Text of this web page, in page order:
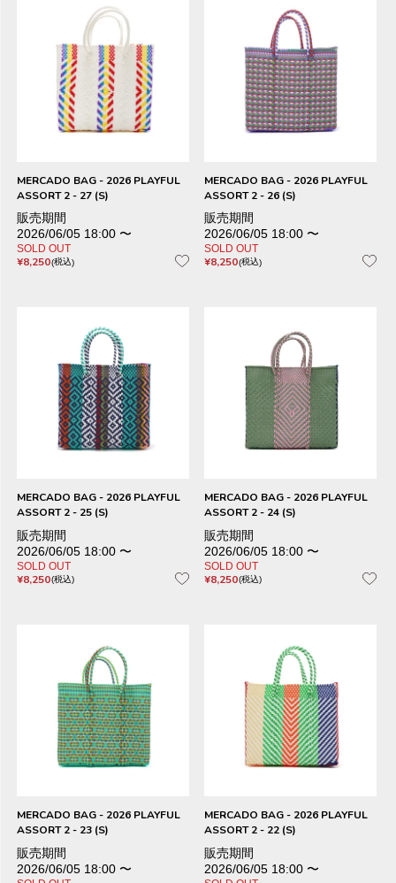
MERCADO BAG - 2026 PLAYFUL
ASSORT 2 - 27 (S)
販売期間
2026/06/05 18:00 〜
SOLD OUT
¥8,250 税込
MERCADO BAG - 2026 PLAYFUL
ASSORT 2 - 26 (S)
販売期間
2026/06/05 18:00 〜
SOLD OUT
¥8,250 税込
MERCADO BAG - 2026 PLAYFUL
ASSORT 2 - 25 (S)
販売期間
2026/06/05 18:00 〜
SOLD OUT
¥8,250 税込
MERCADO BAG - 2026 PLAYFUL
ASSORT 2 - 24 (S)
販売期間
2026/06/05 18:00 〜
SOLD OUT
¥8,250 税込
MERCADO BAG - 2026 PLAYFUL
ASSORT 2 - 23 (S)
販売期間
2026/06/05 18:00 〜
MERCADO BAG - 2026 PLAYFUL
ASSORT 2 - 22 (S)
販売期間
2026/06/05 18:00 〜